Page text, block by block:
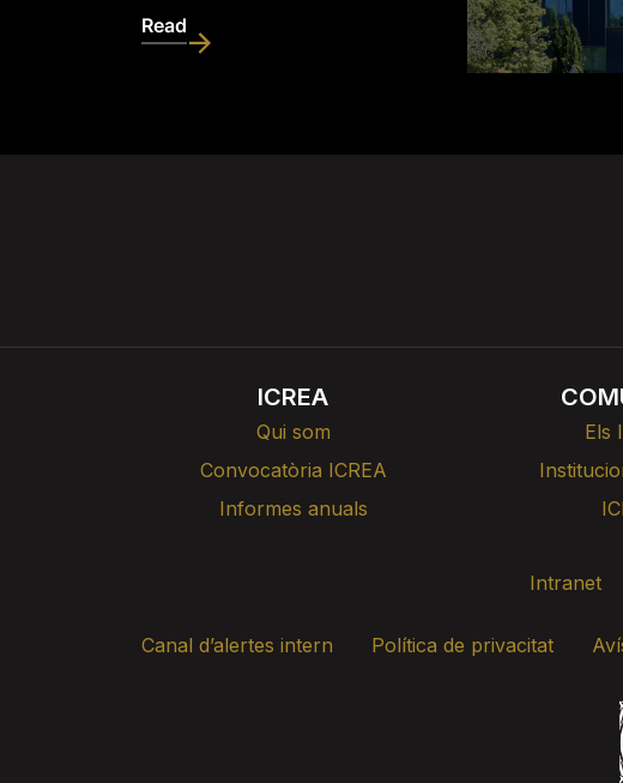
Read
ICREA
Qui som
Convocatòria ICREA
Informes anuals
Els
Intranet
Canal d’alertes intern Política de privacitat